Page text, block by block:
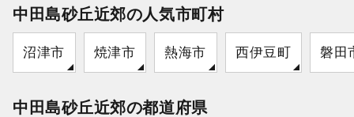
中田島砂丘近郊の人気市町村
沼津市 焼津市 熱海市 西伊豆町 磐田
中田島砂丘近郊の都道府県